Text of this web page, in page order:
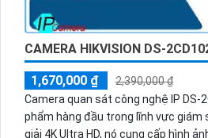
CAMERA HIKVISION DS-
1,670,000 ₫
2,390,000 ₫
Camera quan sát công nghệ IP DS-
phẩm hàng đầu trong lĩnh vực giám
giải 4K Ultra HD, nó cung cấp hình